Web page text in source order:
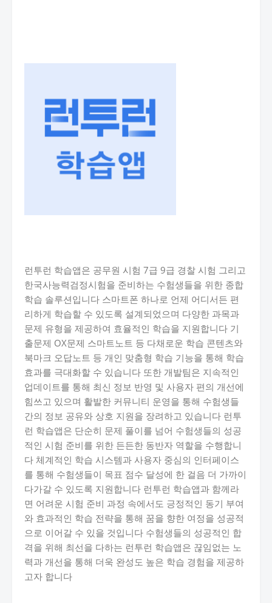
런투런 학습앱은 공무원 시험 7급 9급 경찰 시험 그리고
한국사능력검정시험을 준비하는 수험생들을 위한 종합
학습 솔루션입니다 스마트폰 하나로 언제 어디서든 편
리하게 학습할 수 있도록 설계되었으며 다양한 과목과
문제 유형을 제공하여 효율적인 학습을 지원합니다 기
출문제 OX문제 스마트노트 등 다채로운 학습 콘텐츠와
북마크 오답노트 등 개인 맞춤형 학습 기능을 통해 학습
효과를 극대화할 수 있습니다 또한 개발팀은 지속적인
업데이트를 통해 최신 정보 반영 및 사용자 편의 개선에
힘쓰고 있으며 활발한 커뮤니티 운영을 통해 수험생들
간의 정보 공유와 상호 지원을 장려하고 있습니다 런투
런 학습앱은 단순히 문제 풀이를 넘어 수험생들의 성공
적인 시험 준비를 위한 든든한 동반자 역할을 수행합니
다 체계적인 학습 시스템과 사용자 중심의 인터페이스
를 통해 수험생들이 목표 점수 달성에 한 걸음 더 가까이
다가갈 수 있도록 지원합니다 런투런 학습앱과 함께라
면 어려운 시험 준비 과정 속에서도 긍정적인 동기 부여
와 효과적인 학습 전략을 통해 꿈을 향한 여정을 성공적
으로 이어갈 수 있을 것입니다 수험생들의 성공적인 합
격을 위해 최선을 다하는 런투런 학습앱은 끊임없는 노
력과 개선을 통해 더욱 완성도 높은 학습 경험을 제공하
고자 합니다